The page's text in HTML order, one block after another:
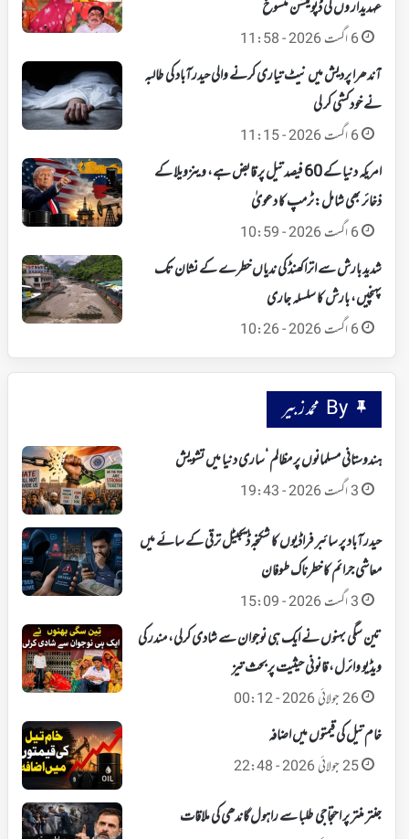
عہدیدار وں کی ڈپوٹیشن منسوخ
6 اگست 2026 - 11:58
آندھرا پردیش میں نیٹ تیاری کرنے والی حیدرآباد کی طالبہ
نے خودکشی کر لی
6 اگست 2026 - 11:15
امریکہ دنیا کے 60 فیصد تیل پر قابض ہے، وینزویلا کے
ذخائر بھی شامل:ٹرمپ کا دعویٰ
6 اگست 2026 - 10:59
شدید بارش سے اتراکھنڈ کی ندیاں خطرے کے نشان تک
پہنچیں، بارش کا سلسلہ جاری
6 اگست 2026 - 10:26
By محمد زبیر
ہندوستانی مسلمانوں پر مظالم ‘ساری دنیا میں تشویش
3 اگست 2026 - 19:43
حیدرآباد پر سائبر فراڈیوں کا شکنجہ‘ ڈیجیٹل ترقی کے سائے میں
معاشی جرائم کا خطرناک طوفان
3 اگست 2026 - 15:09
تین سگی بہنوں نے ایک ہی نوجوان سے شادی کرلی، مندر کی
ویڈیو وائرل، قانونی حیثیت پر بحث تیز
26 جولائی 2026 - 00:12
خام تیل کی قیمتوں میں اضافہ
25 جولائی 2026 - 22:48
جنتر منتر پر احتجاجی طلبا سے راہول گاندھی کی ملاقات